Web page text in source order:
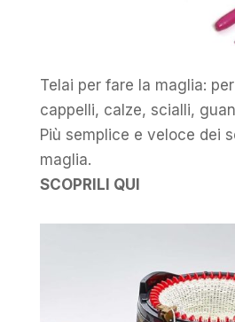
Telai per fare la maglia:
cappelli, calze, scialli,
Più semplice e veloce dei
maglia.
SCOPRILI QUI